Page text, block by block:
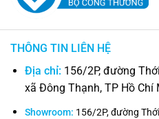
THÔNG TIN LIÊN HỆ
Địa chỉ: 156/2P, đường
xã Đông Thạnh, TP Hồ Chí
Showroom: 156/2P, đường